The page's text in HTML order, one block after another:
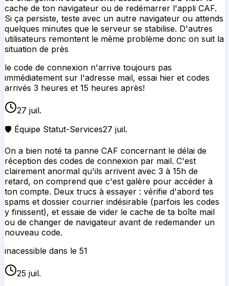
cache de ton navigateur ou de redémarrer l'appli CAF.
Si ça persiste, teste avec un autre navigateur ou attends
quelques minutes que le serveur se stabilise. D'autres
utilisateurs remontent le même problème donc on suit la
situation de près
le code de connexion n'arrive toujours pas
immédiatement sur l'adresse mail, essai hier et codes
arrivés 3 heures et 15 heures après!
27 juil.
🛡️ Équipe Statut-Services27 juil.
On a bien noté ta panne CAF concernant le délai de
réception des codes de connexion par mail. C'est
clairement anormal qu'ils arrivent avec 3 à 15h de
retard, on comprend que c'est galère pour accéder à
ton compte. Deux trucs à essayer : vérifie d'abord tes
spams et dossier courrier indésirable (parfois les codes
y finissent), et essaie de vider le cache de ta boîte mail
ou de changer de navigateur avant de redemander un
nouveau code.
inacessible dans le 51
25 juil.